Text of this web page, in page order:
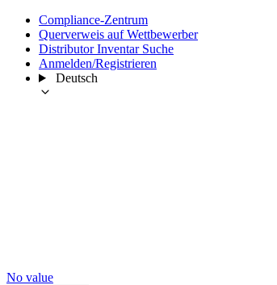
Compliance-Zentrum
Querverweis auf Wettbewerber
Distributor Inventar Suche
Anmelden/Registrieren
Deutsch
No value